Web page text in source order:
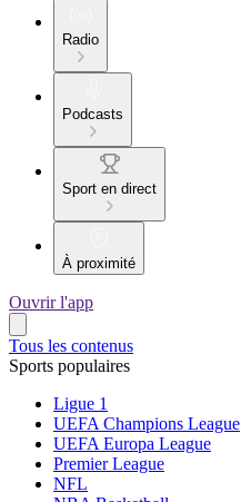
Radio
Podcasts
Sport en direct
À proximité
Ouvrir l'app
Tous les contenus
Sports populaires
Ligue 1
UEFA Champions League
UEFA Europa League
Premier League
NFL